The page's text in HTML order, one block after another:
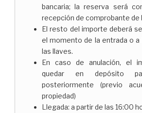
bancaria; la reserva será
recepción de comprobante de
El resto del importe deberá
el momento de la entrada o a
las llaves.
En caso de anulación, el
quedar en depósito
posteriormente (previo
propiedad)
Llegada: a partir de las 16:00